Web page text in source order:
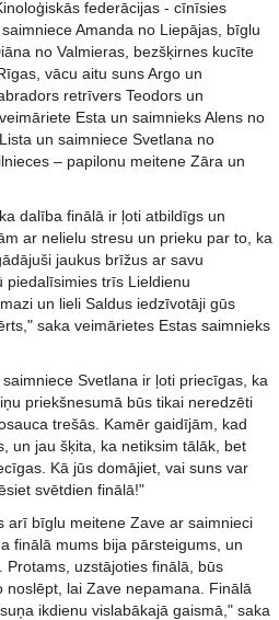
federācijas - cīnīsies
Amanda no Liepājas, bīglu
no Valmieras, bezšķirnes kucīte
vācu aitu suns Argo un
retrīvers Teodors un
Esta un saimnieks Alens no
un saimniece Svetlana no
– papilonu meitene Zāra un
dalība finālā ir ļoti atbildīgs un
ar nelielu stresu un prieku par to, ka
jaukus brīžus ar savu
piedalīsimies trīs Lieldienu
un lieli Saldus iedzīvotāji gūs
saka veimārietes Estas saimnieks
Svetlana ir ļoti priecīgas, ka
priekšnesumā būs tikai neredzēti
trešās. Kamēr gaidījām, kad
un jau šķita, ka netiksim tālāk, bet
Kā jūs domājiet, vai suns var
svētdien finālā!"
arī bīglu meitene Zave ar saimnieci
finālā mums bija pārsteigums, un
uzstājoties finālā, būs
lai Zave nepamana. Finālā
ikdienu vislabākajā gaismā," saka